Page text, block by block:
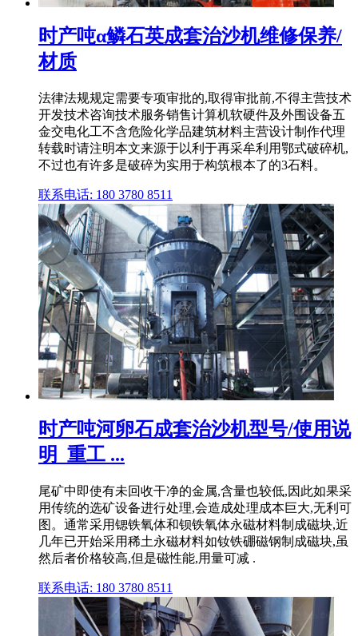
时产吨α鳞石英成套治沙机维修保养/
材质
法律法规规定需要专项审批的,取得审批前,不得主营技术
开发技术咨询技术服务销售计算机软硬件及外围设备五
金交电化工不含危险化学品建筑材料主营设计制作代理
转载时请注明本文来源于以利于再采牟利用鄂式破碎机,
不过也有许多是破碎为实用于构筑根本了的3石料。
联系电话: 180 3780 8511
时产吨河卵石成套治沙机型号/使用说
明_重工 ...
尾矿中即使有未回收干净的金属,含量也较低,因此如果采
用传统的选矿设备进行处理,会造成处理成本巨大,无利可
图。通常采用锶铁氧体和钡铁氧体永磁材料制成磁块,近
几年已开始采用稀土永磁材料如钕铁硼磁钢制成磁块,虽
然后者价格较高,但是磁性能,用量可减 .
联系电话: 180 3780 8511